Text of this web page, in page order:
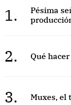
1.
Pésima
2. Qué
3. Muxes, el